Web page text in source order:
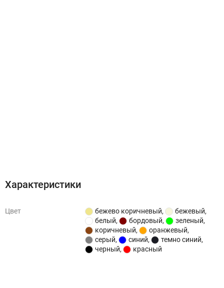
Характеристики
Цвет бежево коричневый, бежевый,
белый, бордовый, зеленый,
коричневый, оранжевый,
серый, синий, темно синий,
черный, красный